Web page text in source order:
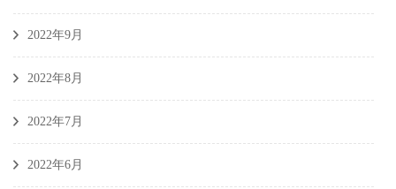
2022年9月
2022年8月
2022年7月
2022年6月